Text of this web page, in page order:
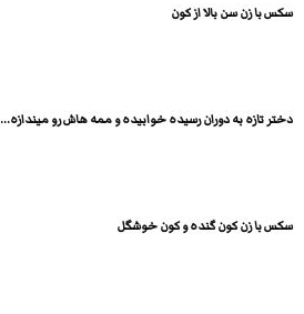
سکس با زن سن بالا از کون
دختر تازه به دوران رسیده خوابیده و ممه هاش رو میندازه...
سکس با زن کون گنده و کون خوشگل